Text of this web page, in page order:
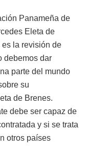
Panameña de
Eleta de
es la revisión de
debemos dar
parte del mundo
su
de Brenes.
debe ser capaz de
y si se trata
otros países